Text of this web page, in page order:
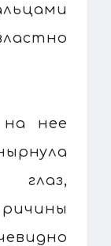
на нее
глаз,